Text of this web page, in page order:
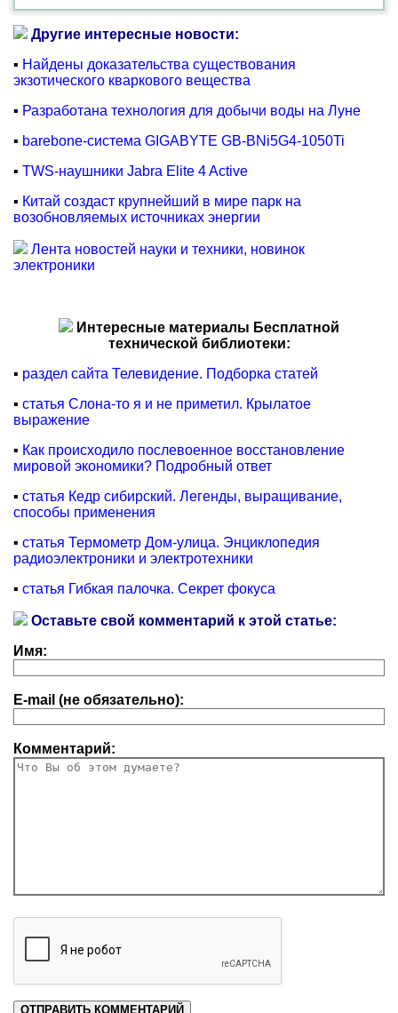
Другие интересные новости:
▪ Найдены доказательства существования
экзотического кваркового вещества
▪ Разработана технология для добычи воды на Луне
▪ barebone-система GIGABYTE GB-BNi5G4-1050Ti
▪ TWS-наушники Jabra Elite 4 Active
▪ Китай создаст крупнейший в мире парк на
возобновляемых источниках энергии
Лента новостей науки и техники, новинок
электроники
Интересные материалы Бесплатной
технической библиотеки:
▪ раздел сайта Телевидение. Подборка статей
▪ статья Слона-то я и не приметил. Крылатое
выражение
▪ Как происходило послевоенное восстановление
мировой экономики? Подробный ответ
▪ статья Кедр сибирский. Легенды, выращивание,
способы применения
▪ статья Термометр Дом-улица. Энциклопедия
радиоэлектроники и электротехники
▪ статья Гибкая палочка. Секрет фокуса
Оставьте свой комментарий к этой статье:
Имя:
E-mail (не обязательно):
Комментарий: